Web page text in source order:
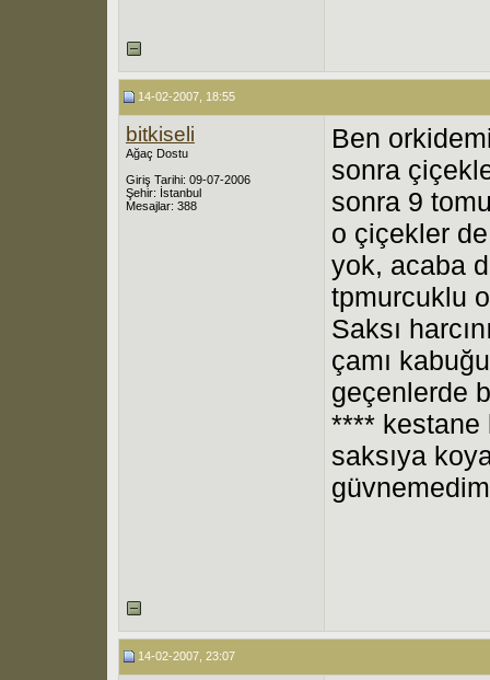
14-02-2007, 18:55
bitkiseli
Ağaç Dostu
Giriş Tarihi: 09-07-2006
Şehir: İstanbul
Mesajlar: 388
Ben
sonra
sonra 9
o çiçekler
yok, acaba
tpmurcuklu
Saksı
çamı
geçenlerde
**** kestane
saksıya
14-02-2007, 23:07